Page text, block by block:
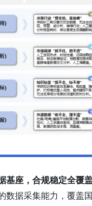
基座，合规稳定全覆
数据采集能力，覆盖